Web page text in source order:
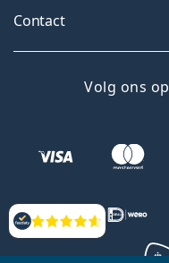
Beoordelingen
Contact
Volg ons op